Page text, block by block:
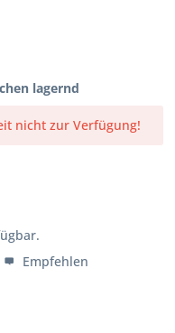
lagernd
nicht zur Verfügung!
Empfehlen